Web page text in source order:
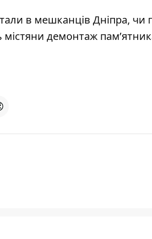
в мешканців Дніпра, чи
демонтаж